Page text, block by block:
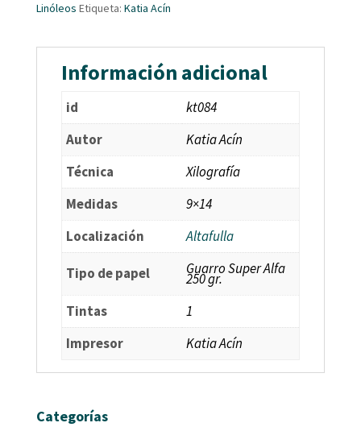
Linóleos Etiqueta: Katia Acín
Información adicional
id
kt084
Autor
Katia Acín
Técnica
Xilografía
Medidas
9×14
Localización
Altafulla
Tipo de papel Guarro Super Alfa
250 gr.
Tintas
1
Impresor
Katia Acín
Categorías